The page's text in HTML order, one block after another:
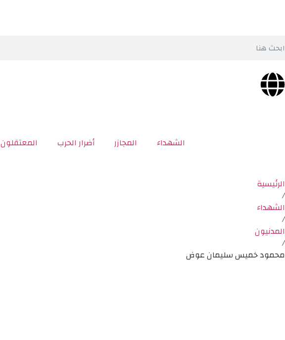
الشهداء المجازر أضرار الحرب المعتقلون
الرئيسية
/
الشهداء
/
المدنيون
/
محمود خميس سليمان عوض